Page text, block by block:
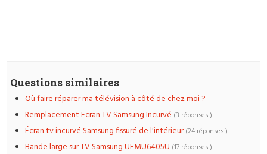
Questions similaires
Où faire réparer ma télévision à côté de chez moi ?
Remplacement Ecran TV Samsung Incurvé (3 réponses )
Écran tv incurvé Samsung fissuré de l'intérieur(24 réponses )
Bande large sur TV Samsung UEMU6405U (17 réponses )